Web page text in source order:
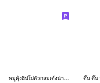
หมูดุ้งฮิปโปตัวกลมเด้งน่ารัก